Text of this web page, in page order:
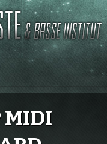
!
MIDI